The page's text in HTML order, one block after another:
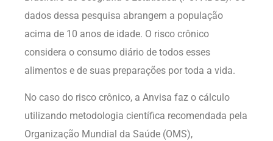
dados dessa pesquisa abrangem a população
acima de 10 anos de idade. O risco crônico
considera o consumo diário de todos esses
alimentos e de suas preparações por toda a vida.
No caso do risco crônico, a Anvisa faz o cálculo
utilizando metodologia científica recomendada pela
Organização Mundial da Saúde (OMS),